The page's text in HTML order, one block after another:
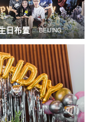
日布置 BEIJING